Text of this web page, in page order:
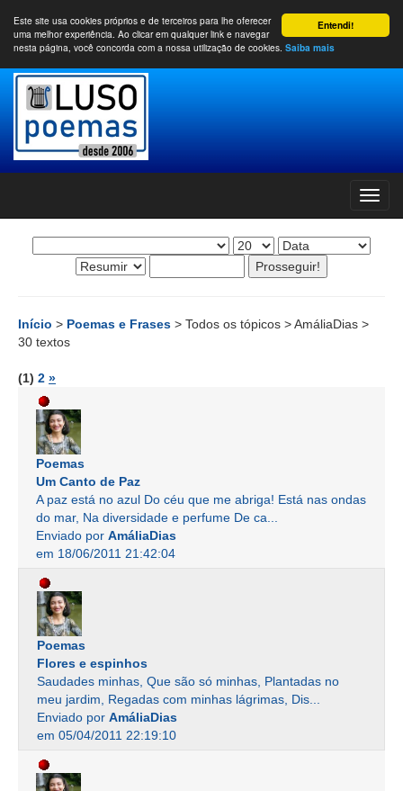
Entendi!
Este site usa cookies próprios e de terceiros para lhe oferecer
uma melhor experiência. Ao clicar em qualquer link e navegar
nesta página, você concorda com a nossa utilização de cookies. Saiba mais
Início > Poemas e Frases > Todos os tópicos > AmáliaDias >
30 textos
(1) 2 »
Poemas
Um Canto de Paz
A paz está no azul Do céu que me abriga! Está nas ondas
do mar, Na diversidade e perfume De ca...
Enviado por AmáliaDias
em 18/06/2011 21:42:04
Poemas
Flores e espinhos
Saudades minhas, Que são só minhas, Plantadas no
meu jardim, Regadas com minhas lágrimas, Dis...
Enviado por AmáliaDias
em 05/04/2011 22:19:10